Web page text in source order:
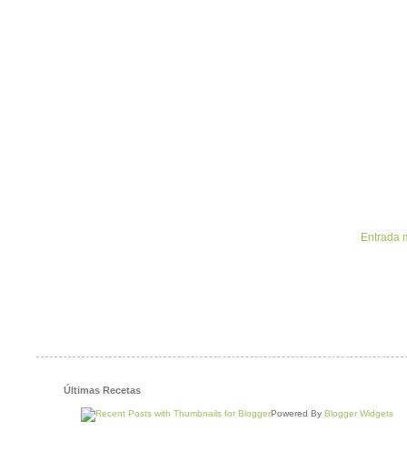
Entrada
Últimas Recetas
Powered By Blogger Widgets